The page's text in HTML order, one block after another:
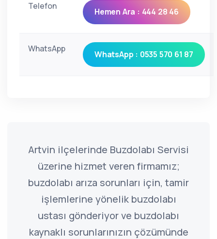
Telefon
Hemen Ara : 444 28 46
WhatsApp
WhatsApp : 0535 570 61 87
Artvin ilçelerinde Buzdolabı Servisi
üzerine hizmet veren firmamız;
buzdolabı arıza sorunları için, tamir
işlemlerine yönelik buzdolabı
ustası gönderiyor ve buzdolabı
kaynaklı sorunlarınızın çözümünde